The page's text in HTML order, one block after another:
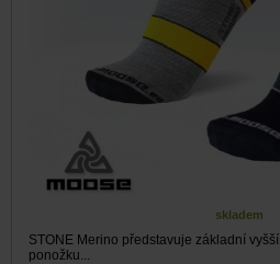
skladem
STONE Merino představuje základní
ponožku...